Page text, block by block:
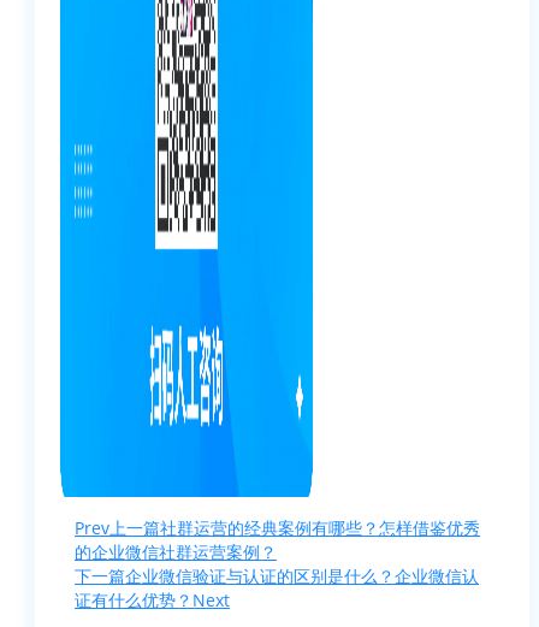
Prev 上一篇社群运营的经典案例有哪些？怎样借鉴优秀
的企业微信社群运营案例？
下一篇企业微信验证与认证的区别是什么？企业微信认
证有什么优势？ Next